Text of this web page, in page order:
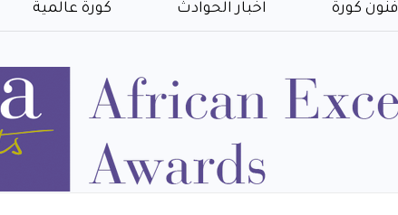
فنون كورة اخبار الحوادث كورة عالمية